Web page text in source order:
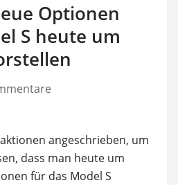
Optionen
S heute um
angeschrieben, um
dass man heute um
für das Model S